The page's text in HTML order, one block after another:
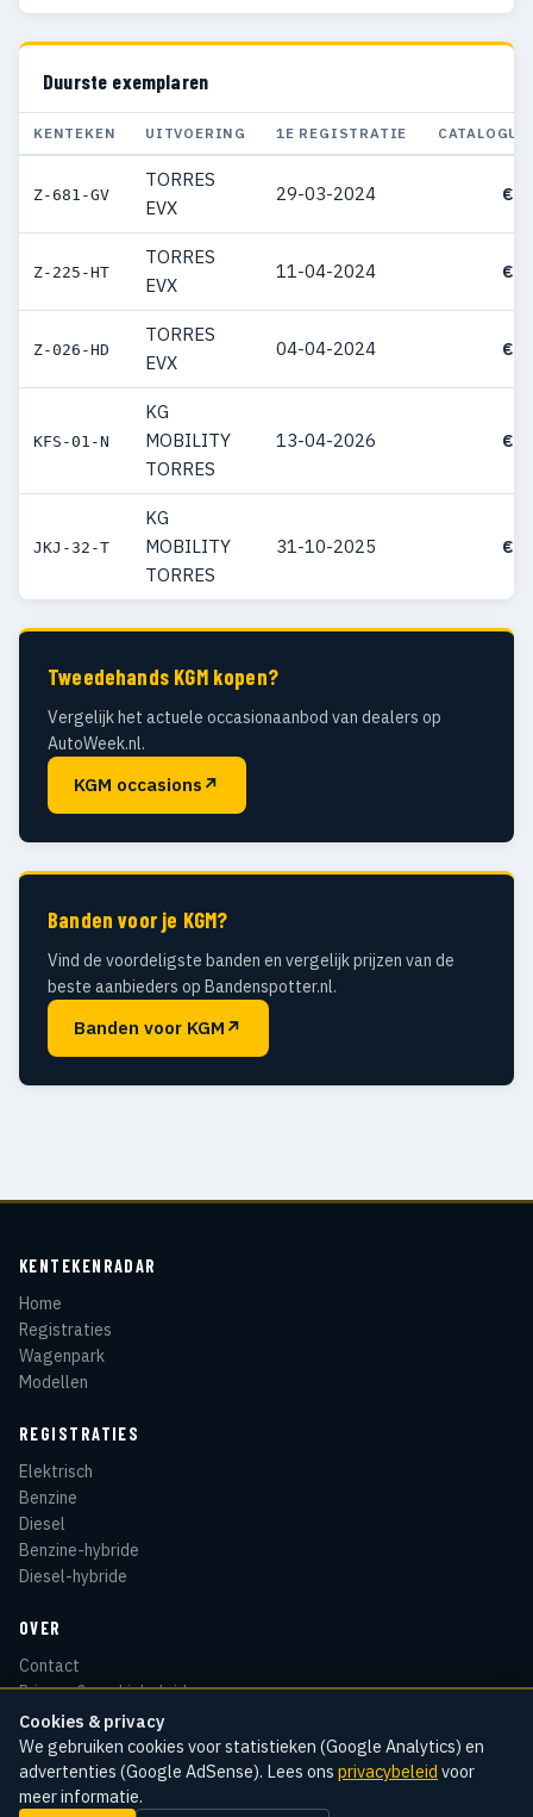
Cookies & privacy
We gebruiken cookies voor statistieken (Google Analytics) en
advertenties (Google AdSense). Lees ons privacybeleid voor
meer informatie.
Duurste exemplaren
KENTEKEN UITVOERING 1E REGISTRATIE
Z-681-GV
TORRES
EVX
29-03-2024 €
Z-225-HT
TORRES
EVX
11-04-2024 €
Z-026-HD
TORRES
EVX
04-04-2024 €
KFS-01-N
KG
MOBILITY
TORRES
13-04-2026 €
JKJ-32-T
KG
MOBILITY
TORRES
31-10-2025 €
Tweedehands KGM kopen?
Vergelijk het actuele occasionaanbod van dealers op
AutoWeek.nl.
KGM occasions ↗
Banden voor je KGM?
Vind de voordeligste banden en vergelijk prijzen van de
beste aanbieders op Bandenspotter.nl.
Banden voor KGM ↗
KENTEKENRADAR
Home
Registraties
Wagenpark
Modellen
REGISTRATIES
Elektrisch
Benzine
Diesel
Benzine-hybride
Diesel-hybride
OVER
Contact
Privacy & cookiebeleid
Disclaimer
Sitemap